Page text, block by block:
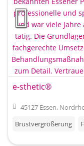
e-sthetic®
45127 Essen,
Brustvergrößerung